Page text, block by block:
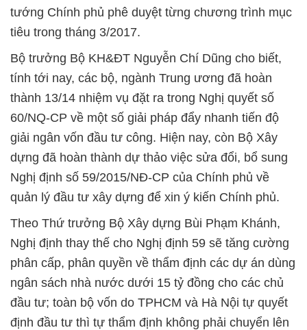
tướng Chính phủ phê duyệt từng chương trình mục
tiêu trong tháng 3/2017.
Bộ trưởng Bộ KH&ĐT Nguyễn Chí Dũng cho biết,
tính tới nay, các bộ, ngành Trung ương đã hoàn
thành 13/14 nhiệm vụ đặt ra trong Nghị quyết số
60/NQ-CP về một số giải pháp đẩy nhanh tiến độ
giải ngân vốn đầu tư công. Hiện nay, còn Bộ Xây
dựng đã hoàn thành dự thảo việc sửa đổi, bổ sung
Nghị định số 59/2015/NĐ-CP của Chính phủ về
quản lý đầu tư xây dựng để xin ý kiến Chính phủ.
Theo Thứ trưởng Bộ Xây dựng Bùi Phạm Khánh,
Nghị định thay thế cho Nghị định 59 sẽ tăng cường
phân cấp, phân quyền về thẩm định các dự án dùng
ngân sách nhà nước dưới 15 tỷ đồng cho các chủ
đầu tư; toàn bộ vốn do TPHCM và Hà Nội tự quyết
định đầu tư thì tự thẩm định không phải chuyển lên